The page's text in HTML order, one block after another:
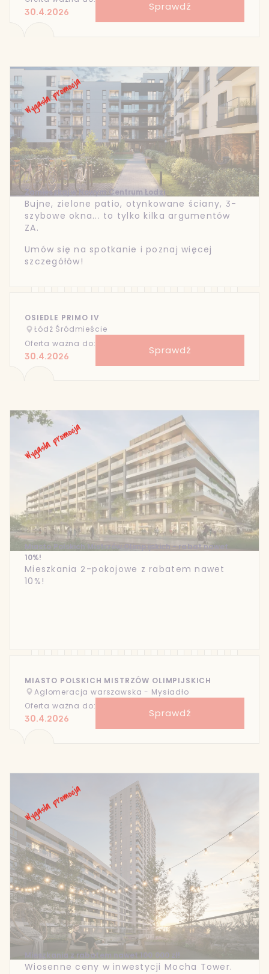
30.4.2026 Sprawdź
Zamieszkaj w Nowym Centrum Łodzi
Bujne, zielone patio, otynkowane ściany, 3-
szybowe okna... to tylko kilka argumentów
ZA.
Umów się na spotkanie i poznaj więcej
szczegółów!
OSIEDLE PRIMO IV
Łódź Śródmieście
Oferta ważna do:
30.4.2026 Sprawdź
Miasto Polskich Mistrzów Olimpijskich - rabat nawet
10%!
Mieszkania 2-pokojowe z rabatem nawet
10%!
MIASTO POLSKICH MISTRZÓW OLIMPIJSKICH
Aglomeracja warszawska - Mysiadło
Oferta ważna do:
30.4.2026 Sprawdź
Mieszkania z rabatem nawet 100 000 zł!
Wiosenne ceny w inwestycji Mocha Tower.